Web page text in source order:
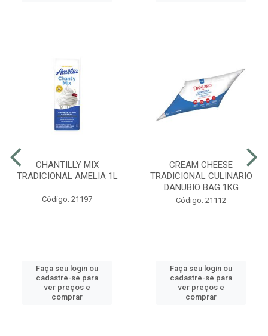
CHANTILLY MIX
TRADICIONAL AMELIA 1L
Código: 21197
Faça seu login ou
cadastre-se para
ver preços e
comprar
CREAM CHEESE
TRADICIONAL CULINARIO
DANUBIO BAG 1KG
Código: 21112
Faça seu login ou
cadastre-se para
ver preços e
comprar